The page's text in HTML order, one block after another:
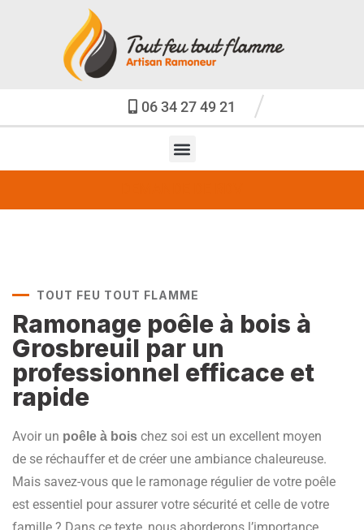
06 34 27 49 21
TOUT FEU TOUT FLAMME
Ramonage poêle à bois à
Grosbreuil par un
professionnel efficace et
rapide
Avoir un poêle à bois chez soi est un excellent moyen
de se réchauffer et de créer une ambiance chaleureuse.
Mais savez-vous que le ramonage régulier de votre poêle
est essentiel pour assurer votre sécurité et celle de votre